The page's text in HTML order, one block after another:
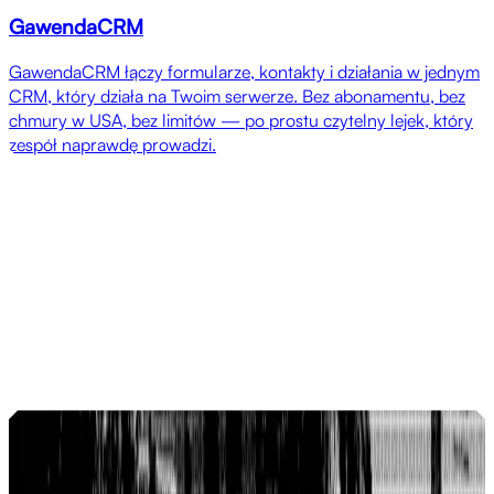
GawendaCRM
GawendaCRM łączy formularze, kontakty i działania w jednym
CRM, który działa na Twoim serwerze. Bez abonamentu, bez
chmury w USA, bez limitów — po prostu czytelny lejek, który
zespół naprawdę prowadzi.